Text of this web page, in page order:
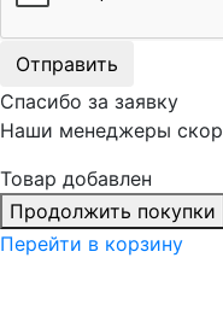
Отправить
Спасибо за заявку
Наши менеджеры
Товар добавлен
Продолжить покупки
Перейти в корзину